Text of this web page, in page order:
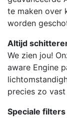
te maken over
worden
Altijd
We zien jou!
aware Engine
precies zo
Speciale